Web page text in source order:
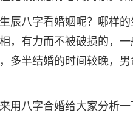
辰八字看婚姻呢？哪样
，有力而不被破损的，
多半结婚的时间较晚，
用八字合婚给大家分析